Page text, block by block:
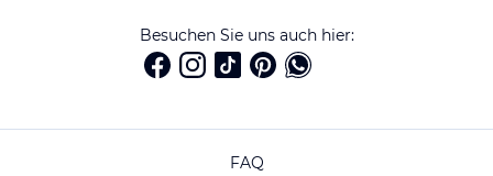
Besuchen Sie uns auch hier:
FAQ